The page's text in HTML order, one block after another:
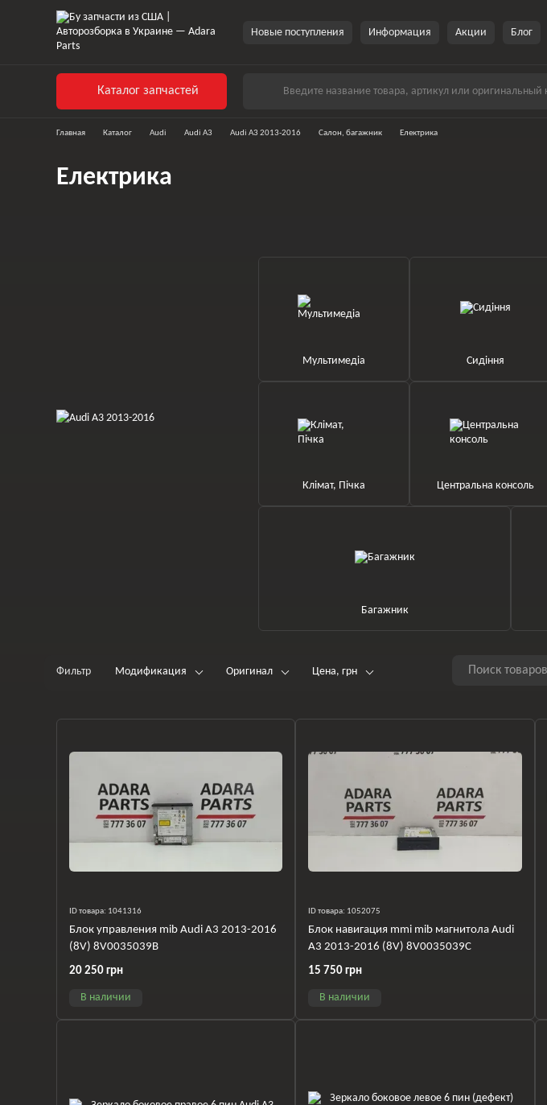
Перейти к основному контенту
Новые поступления
Информация Акции Блог
Каталог запчастей
Главная Каталог Audi Audi A3 Audi A3 2013-2016 Салон, багажник Електрика
Електрика
Мультимедіа Сидіння
Клімат, Пічка Центральна консоль
Багажник
Фильтр Модификация Оригинал Цена, грн
ID товара: 1041316
Блок управления mib Audi A3 2013-2016
(8V) 8V0035039B
20 250 грн
В наличии
ID товара: 1052075
Блок навигация mmi mib магнитола Audi
A3 2013-2016 (8V) 8V0035039C
15 750 грн
В наличии